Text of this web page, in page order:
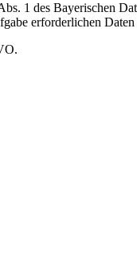
1 des Bayerischen
erforderlichen